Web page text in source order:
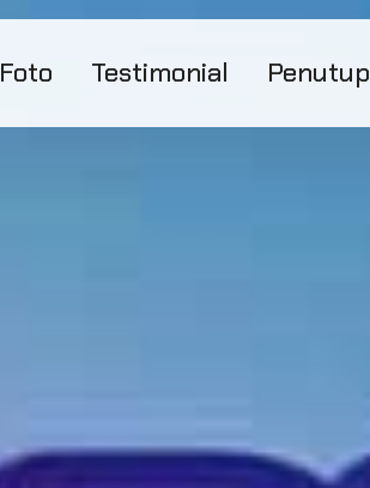
Foto Testimonial Penutup